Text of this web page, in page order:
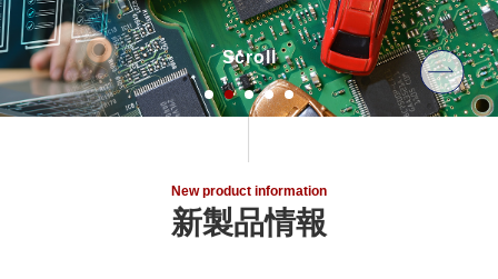
Scroll
New product information
新製品情報